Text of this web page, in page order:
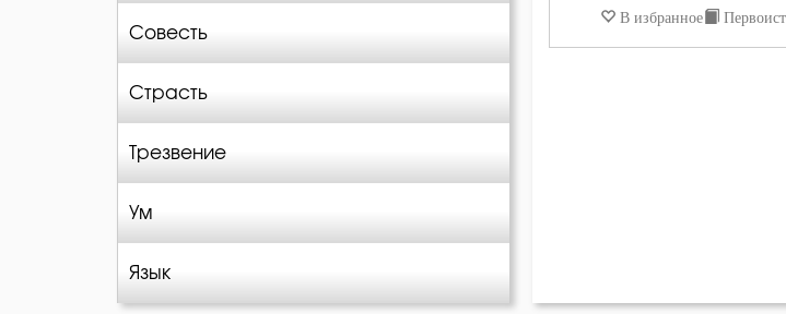
Совесть
Страсть
Трезвение
Ум
Язык
В избранное